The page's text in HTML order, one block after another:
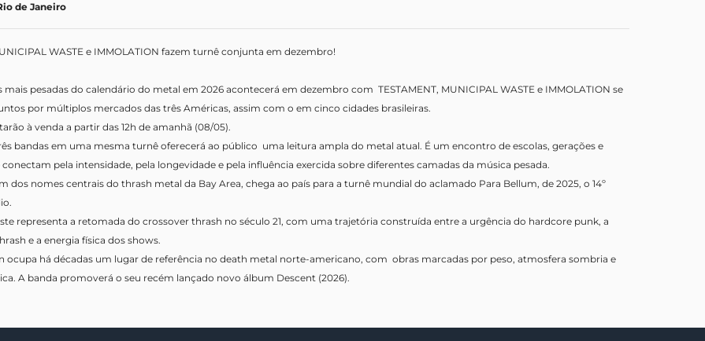
de Janeiro
WASTE e IMMOLATION fazem turnê conjunta em dezembro!
mais pesadas do calendário do metal em 2026 acontecerá em dezembro com TESTAMENT, MUNICIPAL WASTE e IMMOLATION se
por múltiplos mercados das três Américas, assim com o em cinco cidades brasileiras.
à venda a partir das 12h de amanhã (08/05).
bandas em uma mesma turnê oferecerá ao público uma leitura ampla do metal atual. É um encontro de escolas, gerações e
pela intensidade, pela longevidade e pela influência exercida sobre diferentes camadas da música pesada.
dos nomes centrais do thrash metal da Bay Area, chega ao país para a turnê mundial do aclamado Para Bellum, de 2025, o 14º
representa a retomada do crossover thrash no século 21, com uma trajetória construída entre a urgência do hardcore punk, a
e a energia física dos shows.
ocupa há décadas um lugar de referência no death metal norte-americano, com obras marcadas por peso, atmosfera sombria e
A banda promoverá o seu recém lançado novo álbum Descent (2026).